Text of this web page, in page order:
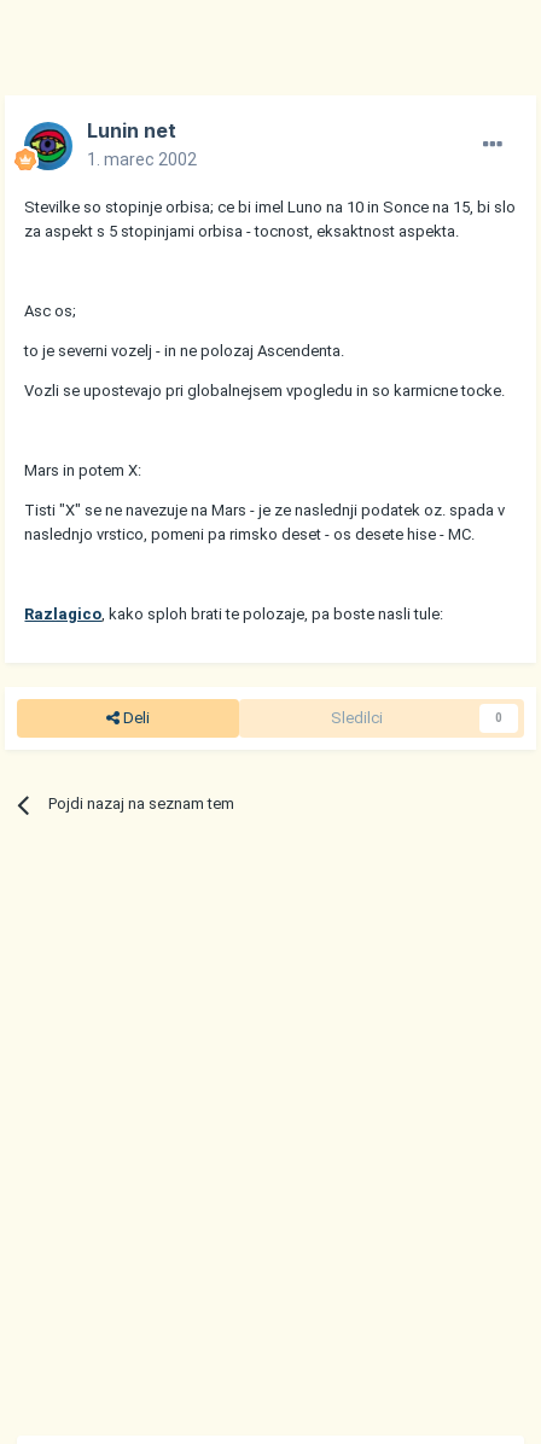
Lunin net
1. marec 2002
Stevilke so stopinje orbisa; ce bi imel Luno na 10 in Sonce na 15, bi slo
za aspekt s 5 stopinjami orbisa - tocnost, eksaktnost aspekta.
Asc os;
to je severni vozelj - in ne polozaj Ascendenta.
Vozli se upostevajo pri globalnejsem vpogledu in so karmicne tocke.
Mars in potem X:
Tisti "X" se ne navezuje na Mars - je ze naslednji podatek oz. spada v
naslednjo vrstico, pomeni pa rimsko deset - os desete hise - MC.
Razlagico, kako sploh brati te polozaje, pa boste nasli tule:
Deli Sledilci 0
Pojdi nazaj na seznam tem